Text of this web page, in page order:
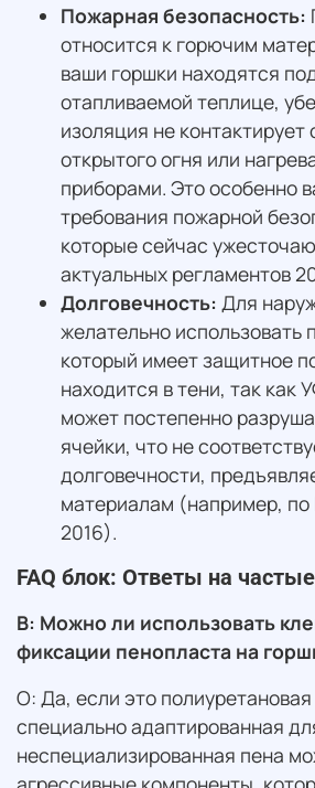
Пожарная безопасность:
относится к горючим
ваши горшки находятся
отапливаемой теплице,
изоляция не контактирует
открытого огня или
приборами. Это особенно
требования пожарной
которые сейчас
актуальных регламентов
Долговечность: Для
желательно использовать
который имеет защитное
находится в тени, так как
может постепенно
ячейки, что не
долговечности,
материалам (например, по
2016).
FAQ блок: Ответы на
В: Можно ли использовать
фиксации пенопласта на
О: Да, если это
специально адаптированная
неспециализированная пена